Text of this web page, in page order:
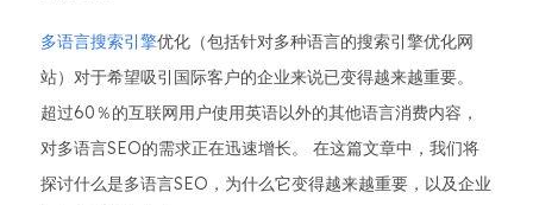
多语言搜索引擎优化（包括针对多种语言的搜索引擎优化网
站）对于希望吸引国际客户的企业来说已变得越来越重要。
超过60％的互联网用户使用英语以外的其他语言消费内容，
对多语言SEO的需求正在迅速增长。 在这篇文章中，我们将
探讨什么是多语言SEO，为什么它变得越来越重要，以及企业